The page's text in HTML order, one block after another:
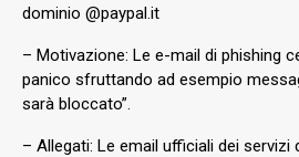
dominio @paypal.it
– Motivazione: Le e-mail di phishing
panico sfruttando ad esempio
sarà bloccato”.
– Allegati: Le email ufficiali dei servizi